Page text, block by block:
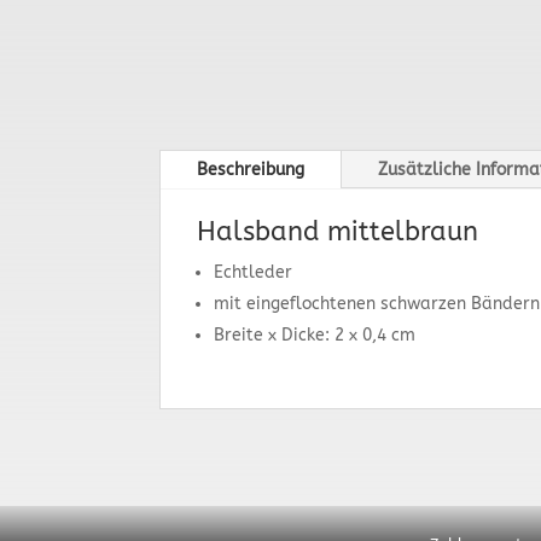
Beschreibung Zusätzliche
Halsband mittelbraun
Echtleder
mit eingeflochtenen schwarzen
Breite x Dicke: 2 x 0,4 cm